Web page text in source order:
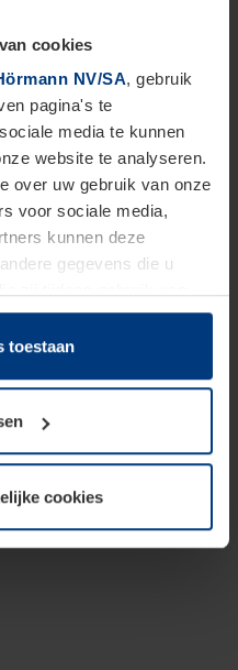
cookies
NV/SA, gebruik
pagina's te
media te kunnen
website te analyseren.
over uw gebruik van onze
voor sociale media,
kunnen deze
gegevens die u
cookies op uw
is. Voor alle andere
benodigd. Uw
bij de uitleg van de
toestaan
cookies